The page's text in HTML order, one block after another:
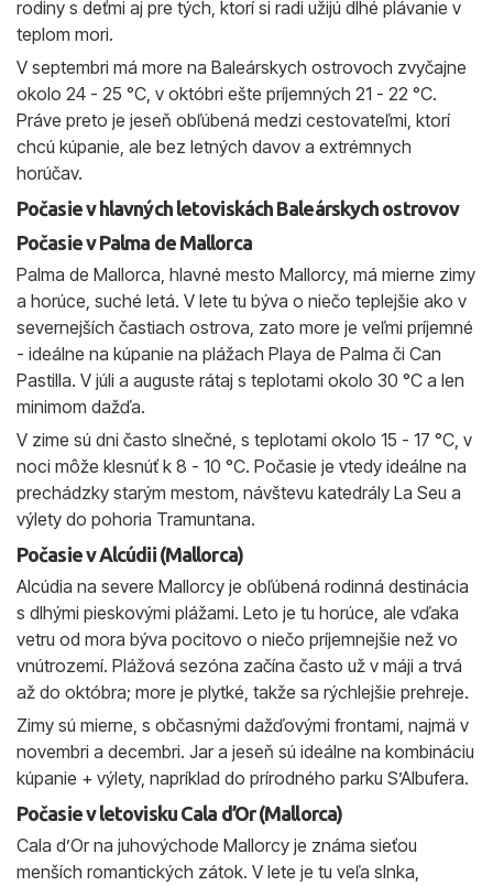
rodiny s deťmi aj pre tých, ktorí si radi užijú dlhé plávanie v
teplom mori.
V septembri má more na Baleárskych ostrovoch zvyčajne
okolo 24 - 25 °C, v októbri ešte príjemných 21 - 22 °C.
Práve preto je jeseň obľúbená medzi cestovateľmi, ktorí
chcú kúpanie, ale bez letných davov a extrémnych
horúčav.
Počasie v hlavných letoviskách Baleárskych ostrovov
Počasie v Palma de Mallorca
Palma de Mallorca, hlavné mesto Mallorcy, má mierne zimy
a horúce, suché letá. V lete tu býva o niečo teplejšie ako v
severnejších častiach ostrova, zato more je veľmi príjemné
- ideálne na kúpanie na plážach Playa de Palma či Can
Pastilla. V júli a auguste rátaj s teplotami okolo 30 °C a len
minimom dažďa.
V zime sú dni často slnečné, s teplotami okolo 15 - 17 °C, v
noci môže klesnúť k 8 - 10 °C. Počasie je vtedy ideálne na
prechádzky starým mestom, návštevu katedrály La Seu a
výlety do pohoria Tramuntana.
Počasie v Alcúdii (Mallorca)
Alcúdia na severe Mallorcy je obľúbená rodinná destinácia
s dlhými pieskovými plážami. Leto je tu horúce, ale vďaka
vetru od mora býva pocitovo o niečo príjemnejšie než vo
vnútrozemí. Plážová sezóna začína často už v máji a trvá
až do októbra; more je plytké, takže sa rýchlejšie prehreje.
Zimy sú mierne, s občasnými dažďovými frontami, najmä v
novembri a decembri. Jar a jeseň sú ideálne na kombináciu
kúpanie + výlety, napríklad do prírodného parku S’Albufera.
Počasie v letovisku Cala d’Or (Mallorca)
Cala d’Or na juhovýchode Mallorcy je známa sieťou
menších romantických zátok. V lete je tu veľa slnka,